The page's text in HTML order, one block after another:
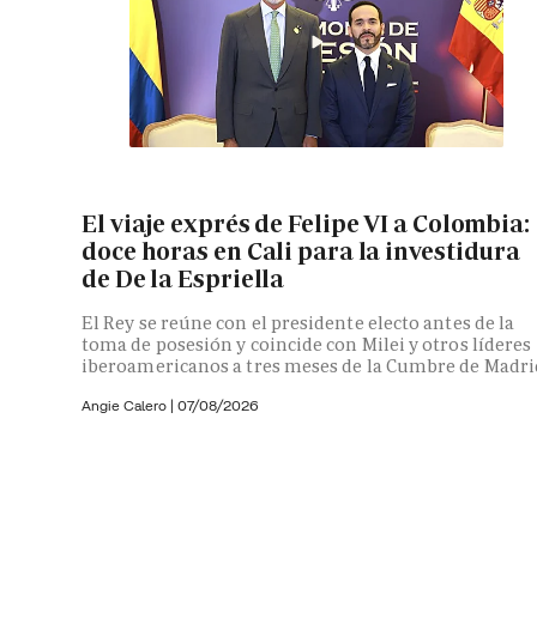
El viaje exprés de Felipe VI a Colombia:
doce horas en Cali para la investidura
de De la Espriella
El Rey se reúne con el presidente electo antes de la
toma de posesión y coincide con Milei y otros líderes
iberoamericanos a tres meses de la Cumbre de
Angie Calero | 07/08/2026